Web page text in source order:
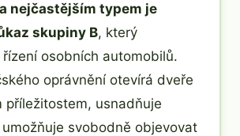
nejčastějším typem je
skupiny B, který
osobních automobilů.
oprávnění otevírá dveře
příležitostem, usnadňuje
svobodně objevovat